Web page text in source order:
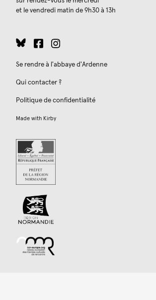
et le vendredi matin de 9h30 à 13h
Se rendre à l'abbaye d'Ardenne
Qui contacter ?
Politique de confidentialité
Made with Kirby